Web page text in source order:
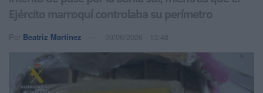
Ejército marroquí controlaba su perímetro
Por Beatriz Martínez 09/06/2026 - 13:48